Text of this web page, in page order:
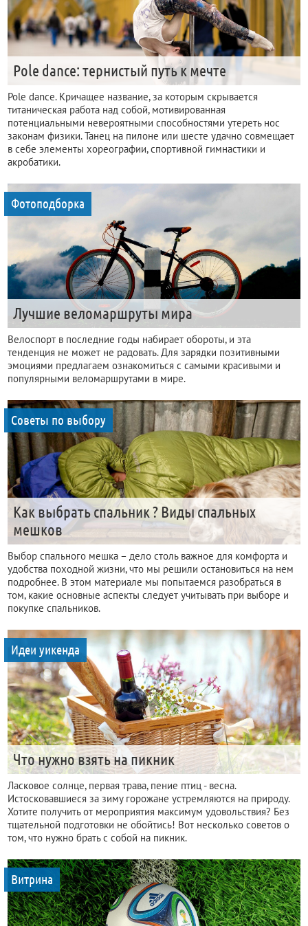
Pole dance: тернистый путь к мечте
Pole dance. Кричащее название, за которым скрывается
титаническая работа над собой, мотивированная
потенциальными невероятными способностями утереть нос
законам физики. Танец на пилоне или шесте удачно совмещает
в себе элементы хореографии, спортивной гимнастики и
акробатики.
Фотоподборка
Лучшие веломаршруты мира
Велоспорт в последние годы набирает обороты, и эта
тенденция не может не радовать. Для зарядки позитивными
эмоциями предлагаем ознакомиться с самыми красивыми и
популярными веломаршрутами в мире.
Советы по выбору
Как выбрать спальник ? Виды спальных
мешков
Выбор спального мешка – дело столь важное для комфорта и
удобства походной жизни, что мы решили остановиться на нем
подробнее. В этом материале мы попытаемся разобраться в
том, какие основные аспекты следует учитывать при выборе и
покупке спальников.
Идеи уикенда
Что нужно взять на пикник
Ласковое солнце, первая трава, пение птиц - весна.
Истосковавшиеся за зиму горожане устремляются на природу.
Хотите получить от мероприятия максимум удовольствия? Без
тщательной подготовки не обойтись! Вот несколько советов о
том, что нужно брать с собой на пикник.
Витрина